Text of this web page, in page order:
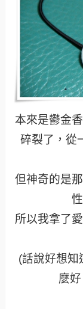
本來是鬱金
碎裂了，從
但神奇的是
所以我拿了
(話說好想知
麼